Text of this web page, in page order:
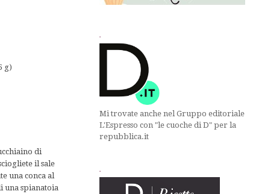
g)
di
il sale
una conca al
una spianatoia
.
Mi trovate anche nel Gruppo editoriale
L'Espresso con "le cuoche di D" per la
repubblica.it
.